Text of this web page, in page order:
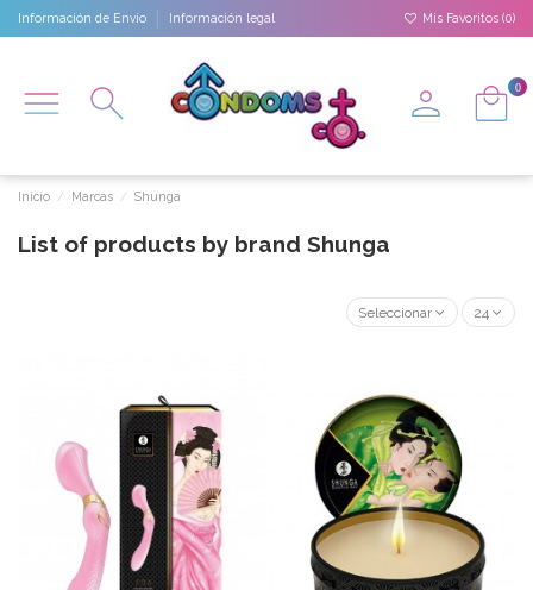
Información de Envío Información legal Mis Favoritos (0)
0
Inicio Marcas Shunga
List of products by brand Shunga
Seleccionar 24